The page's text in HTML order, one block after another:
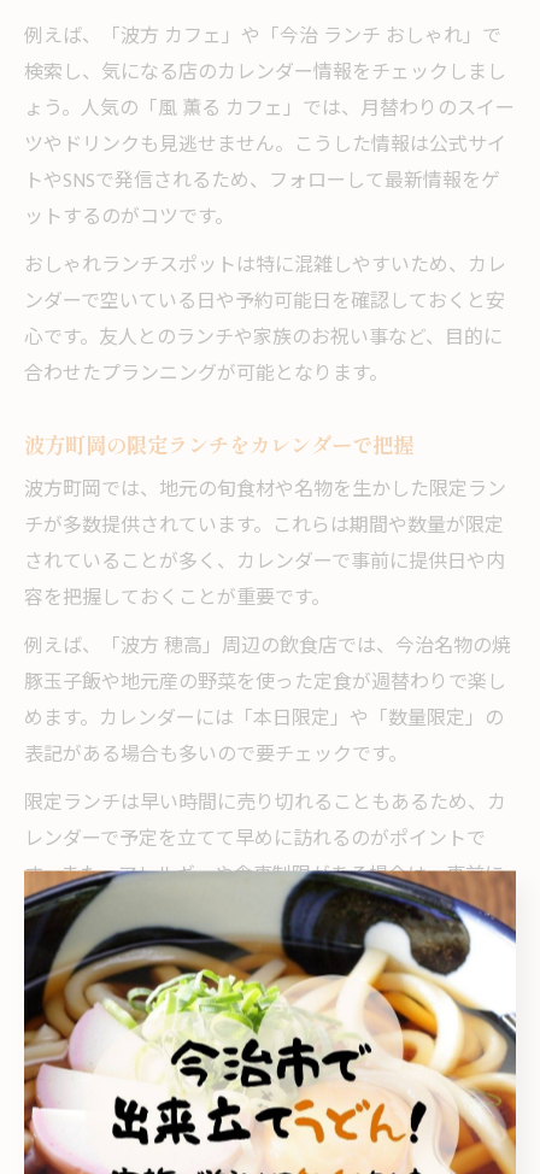
例えば、「波方 カフェ」や「今治 ランチ おしゃれ」で
検索し、気になる店のカレンダー情報をチェックしまし
ょう。人気の「風 薫る カフェ」では、月替わりのスイー
ツやドリンクも見逃せません。こうした情報は公式サイ
トやSNSで発信されるため、フォローして最新情報をゲ
ットするのがコツです。
おしゃれランチスポットは特に混雑しやすいため、カレ
ンダーで空いている日や予約可能日を確認しておくと安
心です。友人とのランチや家族のお祝い事など、目的に
合わせたプランニングが可能となります。
波方町岡の限定ランチをカレンダーで把握
波方町岡では、地元の旬食材や名物を生かした限定ラン
チが多数提供されています。これらは期間や数量が限定
されていることが多く、カレンダーで事前に提供日や内
容を把握しておくことが重要です。
例えば、「波方 穂高」周辺の飲食店では、今治名物の焼
豚玉子飯や地元産の野菜を使った定食が週替わりで楽し
めます。カレンダーには「本日限定」や「数量限定」の
表記がある場合も多いので要チェックです。
限定ランチは早い時間に売り切れることもあるため、カ
レンダーで予定を立てて早めに訪れるのがポイントで
す。また、アレルギーや食事制限がある場合は、事前に
メニュー内容や対応の有無も確認しておくと安心です。
波止浜やカフェの新着ランチ情報を見逃さない
波止浜エリアや波方町岡のカフェでは、季節ごとの新メ
ニューや期間限定ランチが頻繁に登場します。これらの
新着情報はカレンダーやSNSで公開されることが多く、
見逃さずにキャッチすることが大切です。